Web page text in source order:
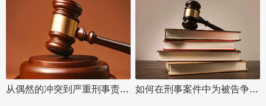
从偶然的冲突到严重刑事责任：刑事案件中的辩护之道 如何在刑事案件中为被告争取最有利的法律结果